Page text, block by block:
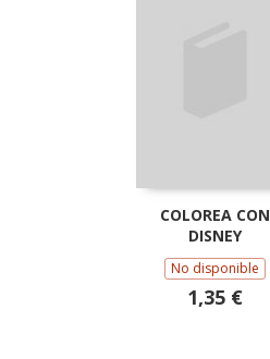
COLOREA CON
DISNEY
No disponible
1,35 €